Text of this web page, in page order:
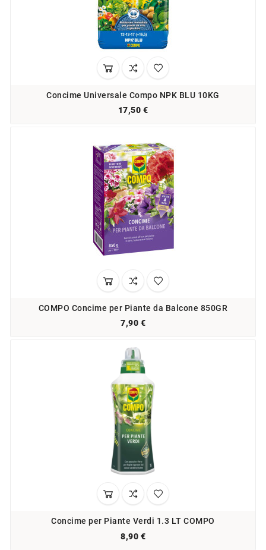
Concime Universale Compo NPK BLU 10KG
17,50 €
COMPO Concime per Piante da Balcone 850GR
7,90 €
Concime per Piante Verdi 1.3 LT COMPO
8,90 €